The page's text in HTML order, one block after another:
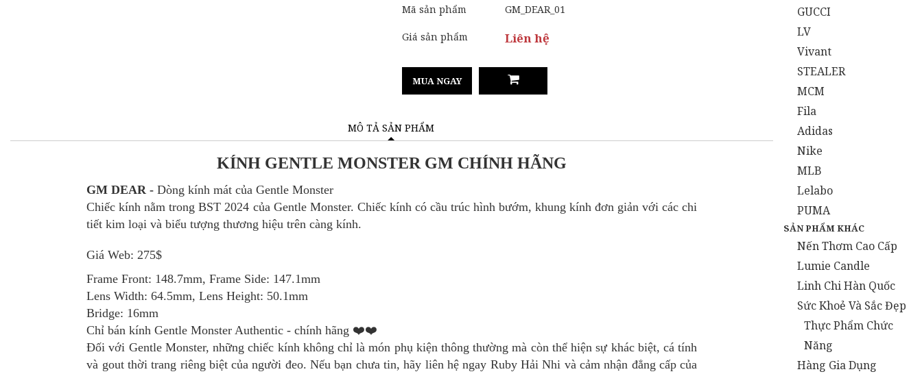
Mã sản phẩm GM_DEAR_01
Giá sản phẩm Liên hệ
MUA NGAY
MÔ TẢ SẢN PHẨM
KÍNH GENTLE MONSTER GM CHÍNH HÃNG
GM DEAR -Dòng kính mát của Gentle Monster
Chiếc kính nằm trong BST2024 của Gentle Monster. Chiếc kính có cầu trúc hình bướm, khung kính đơn giản với các chi
tiết kim loại và biểu tượng thương hiệu trên càng kính.
Giá Web: 275$
Frame Front: 148.7mm, Frame Side: 147.1mm
Lens Width: 64.5mm, Lens Height: 50.1mm
Bridge: 16mm
Chỉ bán kính Gentle Monster Authentic - chính hãng ❤️❤️
Đối với Gentle Monster, những chiếc kính không chỉ là món phụ kiện thông thường mà còn thể hiện sự khác biệt, cá tính
và gout thời trang riêng biệt của người đeo. Nếu bạn chưa tin, hãy liên hệ ngay Ruby Hải Nhi và cảm nhận đẳng cấp của
GUCCI
LV
Vivant
STEALER
MCM
Fila
Adidas
Nike
MLB
Lelabo
PUMA
SẢN PHẨM KHÁC
Nến Thơm Cao Cấp
Lumie Candle
Linh Chi Hàn Quốc
Sức Khoẻ Và Sắc Đẹp
Thực Phẩm Chức
Năng
Hàng Gia Dụng